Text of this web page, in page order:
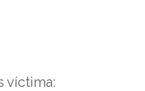
víctima: